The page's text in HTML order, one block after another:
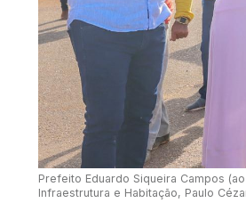
Prefeito Eduardo Siqueira Campos
Infraestrutura e Habitação, Paulo